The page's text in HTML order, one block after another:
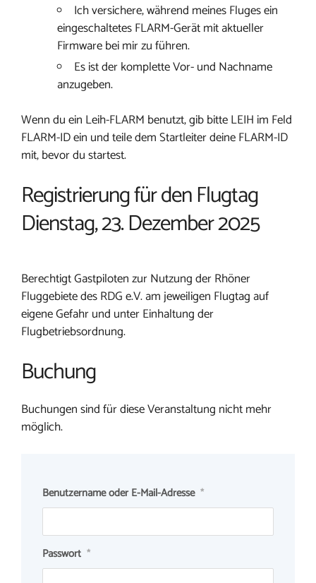
Ich versichere, während meines Fluges ein
eingeschaltetes FLARM-Gerät mit aktueller
Firmware bei mir zu führen.
Es ist der komplette Vor- und Nachname
anzugeben.
Wenn du ein Leih-FLARM benutzt, gib bitte LEIH im Feld
FLARM-ID ein und teile dem Startleiter deine FLARM-ID
mit, bevor du startest.
Registrierung für den Flugtag
Dienstag, 23. Dezember 2025
Berechtigt Gastpiloten zur Nutzung der Rhöner
Fluggebiete des RDG e.V. am jeweiligen Flugtag auf
eigene Gefahr und unter Einhaltung der
Flugbetriebsordnung.
Buchung
Buchungen sind für diese Veranstaltung nicht mehr
möglich.
Benutzername oder E-Mail-Adresse *
Passwort *